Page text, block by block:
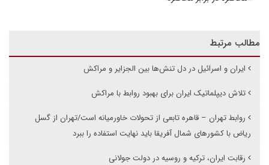
مطالب مرتبط
ایران و اسرائیل در دل تنش‌ها بین الجزایر و مراکش
تلاش دیپلماتیک ایران برای بهبود روابط با مراکش
روابط تهران – قاهره تابعی از تحولات خاورمیانه است/تهران از گسل
ریاض با کشورهای شمال آفریقا باید نهایت استفاده را ببرد
رقابت ایران، ترکیه و روسیه در دولت جولانی